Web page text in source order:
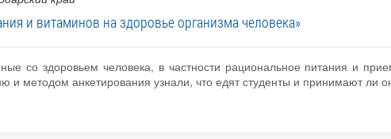
и витаминов на здоровье организма человека»
со здоровьем человека, в частности рациональное питания и
и методом анкетирования узнали, что едят студенты и принимают ли